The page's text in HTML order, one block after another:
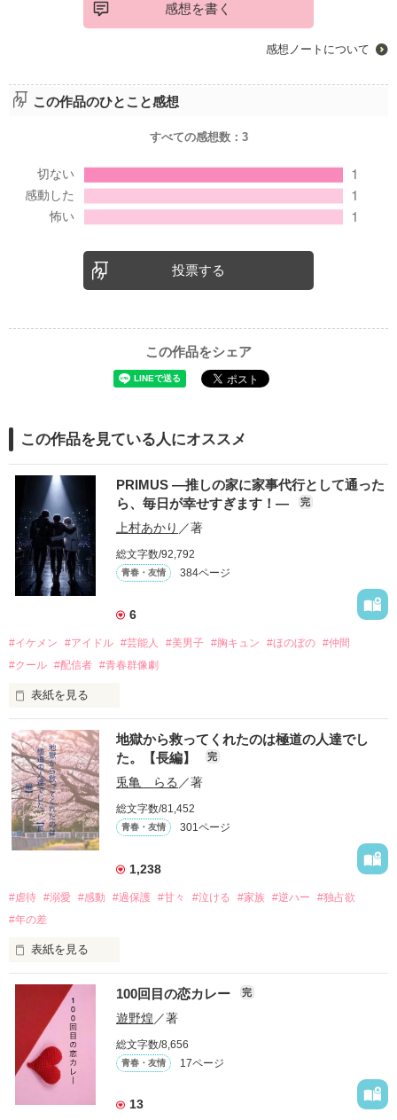
感想を書く
感想ノートについて
この作品のひとこと感想
すべての感想数： 3
投票する
この作品をシェア
この作品を見ている人にオススメ
PRIMUS ―推しの家に家事代行として通った
ら、毎日が幸せすぎます！―
完
上村あかり ／著
総文字数/92,792
青春・友情 384ページ
6
#イケメン #アイドル #芸能人 #美男子 #胸キュン #ほのぼの #仲間
#クール #配信者 #青春群像劇
表紙を見る
推しは画面の向こうにいるはずだったのに、仕事先で毎日会っ
ています。
不器用でも努力を諦めない赤。
無口で頼れる黒。
天才肌で笑顔が眩しい白。
三人の姿に勇気をもらい、「私も一歩踏み出してみたい」と思
えるようになった。
笑って、ときどき泣ける。
作品を読む
地獄から救ってくれたのは極道の人達でし
た。【長編】
完
兎亀 らる ／著
総文字数/81,452
青春・友情 301ページ
1,238
#虐待 #溺愛 #感動 #過保護 #甘々 #泣ける #家族 #逆ハー
#独占欲
#年の差
表紙を見る
｢全部あんたのせいよ｣
『──のせいじゃないよ』
｢なんであんたが生きてんのよ｣
『生きていてくれてありがとう』
100回目の恋カレー 完
遊野煌 ／著
総文字数/8,656
青春・友情 17ページ
13